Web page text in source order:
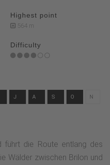
Highest point
564 m
Difficulty
J A S O N
führt die Route entlang des
Wälder zwischen Brilon und